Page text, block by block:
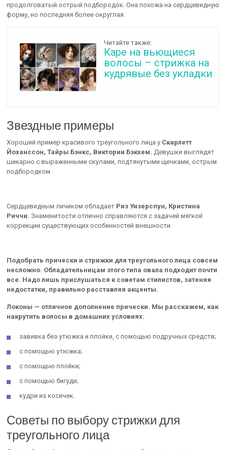
продолговатый острый подбородок. Она похожа на сердцевидную
форму, но последняя более округлая.
Читайте также:
Каре на вьющиеся
волосы – стрижка на
кудрявые без укладки
Звездные примеры
Хороший пример красивого треугольного лица у Скарлетт
Йоханссон, Тайры Бэнкс, Виктории Бэкхем. Девушки выглядят
шикарно с выраженными скулами, подтянутыми щечками, острым
подбородком.
Сердцевидным личиком обладает Риз Уизерспун, Кристина
Риччи. Знаменитости отлично справляются с задачей мягкой
коррекции существующих особенностей внешности.
Подобрать прически и стрижки для треугольного лица совсем
несложно. Обладательницам этого типа овала подходит почти
все. Надо лишь прислушаться к советам стилистов, затеняя
недостатки, правильно расставляя акценты.
Локоны — отличное дополнение прически. Мы расскажем, как
накрутить волосы в домашних условиях:
завивка без утюжка и плойки, с помощью подручных средств;
с помощью утюжка;
с помощью плойки;
с помощью бигуди;
кудри из косичек.
Советы по выбору стрижки для
треугольного лица